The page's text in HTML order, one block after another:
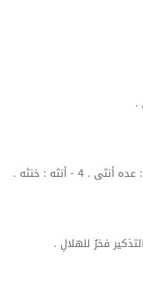
.
أنثى . 4 - أنثه : خنثه .
فخرٌ للهلالِ .